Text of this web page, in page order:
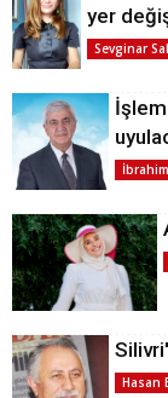
yer
Sevginar
Hasan